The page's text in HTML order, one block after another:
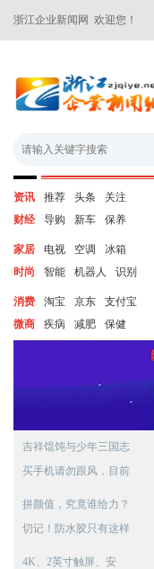
浙江企业新闻网 欢迎您！
资讯 推荐 头条
关注
财经
导购 新车 保养
家居 电视 空调
冰箱
时尚
智能 机器人 识别
消费 淘宝 京东
支付宝
微商
疾病 减肥 保健
吉祥馄饨与少年三国志
买手机请勿跟风，目前
拼颜值，究竟谁给力？
切记！防水胶只有这样
4K、2英寸触屏、安